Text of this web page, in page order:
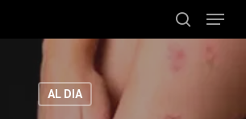
search
Menu
AL DIA